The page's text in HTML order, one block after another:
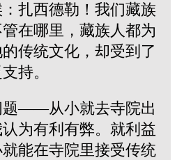
扎西德勒！我们藏族
在哪里，藏族人都为
传统文化，却受到了
持。
题——从小就去寺院出
为有利有弊。就利益
能在寺院里接受传统